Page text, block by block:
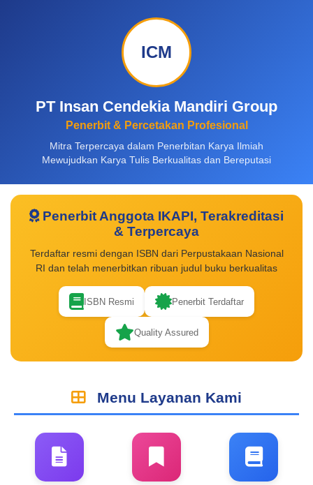
ICM
PT Insan Cendekia Mandiri Group
Penerbit & Percetakan Profesional
Mitra Terpercaya dalam Penerbitan Karya Ilmiah
Mewujudkan Karya Tulis Berkualitas dan Bereputasi
Penerbit Anggota IKAPI, Terakreditasi
& Terpercaya
Terdaftar resmi dengan ISBN dari Perpustakaan Nasional
RI dan telah menerbitkan ribuan judul buku berkualitas
ISBN Resmi Penerbit Terdaftar
Quality Assured
Menu Layanan Kami